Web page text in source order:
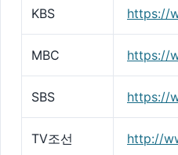
KBS https://
MBC https://
SBS https://
TV조선 http://